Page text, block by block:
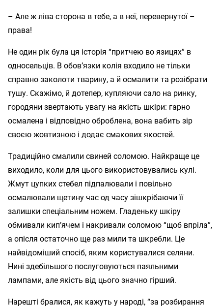
– Але ж ліва сторона в тебе, а в неї, перевернутої –
права!
Не один рік була ця історія “притчею во язицях” в
односельців. В обов’язки колія входило не тільки
справно заколоти тварину, а й осмалити та розібрати
тушу. Скажімо, й дотепер, купляючи сало на ринку,
городяни звертають увагу на якість шкіри: гарно
осмалена і відповідно оброблена, вона вабить зір
своєю жовтизною і додає смакових якостей.
Традиційно смалили свиней соломою. Найкраще це
виходило, коли для цього використовувались кулі.
Жмут цупких стебел підпалювали і повільно
осмалювали щетину час од часу зішкрібаючи її
залишки спеціальним ножем. Гладеньку шкіру
обмивали кип’ячем і накривали соломою “щоб впріла”,
а опісля остаточно ще раз мили та шкребли. Це
найвідоміший спосіб, яким користувалися селяни.
Нині здебільшого послуговуються паяльними
лампами, але якість від цього значно гірший.
Нарешті бралися, як кажуть у народі, “за розбирання